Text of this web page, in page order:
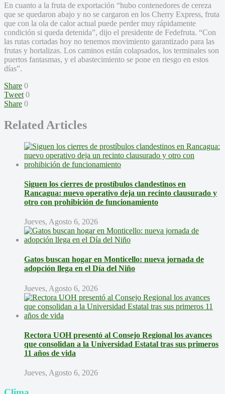
En cuanto a la fruta de exportación “hubo contenedores de cereza
que se quedaron abajo y no se cargaron en los Cherry Express, fruta
que con la ola de calor actual puede perder muy rápidamente
condición si queda detenida”, dijo el presidente de Fedefruta. “Con
las rutas cortadas hoy no tenemos movimiento garantizado para las
frutas y hortalizas. Los caminos están colapsados, los terminales son
puertos fantasmas, y el abastecimiento se pone en riesgo en estos
días”.
Share 0
Tweet 0
Share 0
Related Articles
Siguen los cierres de prostíbulos clandestinos en
Rancagua: nuevo operativo deja un recinto clausurado y
otro con prohibición de funcionamiento
Jueves, Agosto 6, 2026
Gatos buscan hogar en Monticello: nueva jornada de
adopción llega en el Día del Niño
Jueves, Agosto 6, 2026
Rectora UOH presentó al Consejo Regional los avances
que consolidan a la Universidad Estatal tras sus primeros
11 años de vida
Jueves, Agosto 6, 2026